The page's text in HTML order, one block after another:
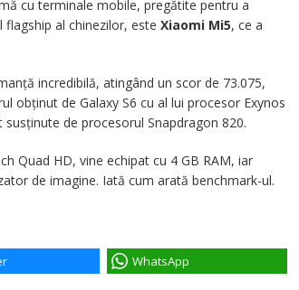
cu terminale mobile, pregătite pentru a
al chinezilor, este Xiaomi Mi5, ce a
incredibilă, atingând un scor de 73.075,
obținut de Galaxy S6 cu al lui procesor Exynos
de procesorul Snapdragon 820.
Quad HD, vine echipat cu 4 GB RAM, iar
de imagine. Iată cum arată benchmark-ul.
WhatsApp